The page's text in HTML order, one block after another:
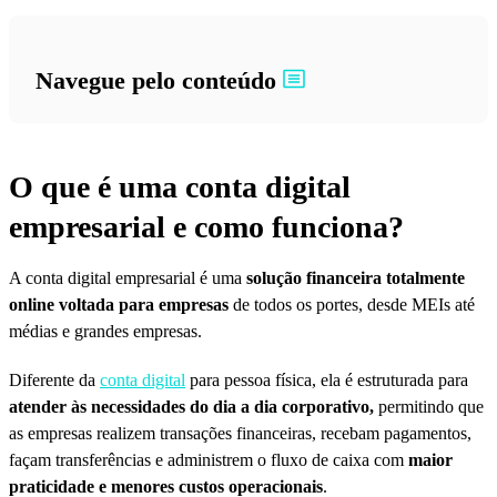
Navegue pelo conteúdo
O que é uma conta digital
empresarial e como funciona?
A conta digital empresarial é uma solução financeira totalmente
online voltada para empresas de todos os portes, desde MEIs até
médias e grandes empresas.
Diferente da conta digital para pessoa física, ela é estruturada para
atender às necessidades do dia a dia corporativo, permitindo que
as empresas realizem transações financeiras, recebam pagamentos,
façam transferências e administrem o fluxo de caixa com maior
praticidade e menores custos operacionais.